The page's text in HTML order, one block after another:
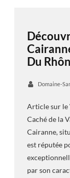
Du
Domaine-
Article sur le
Caché de la
Cairanne,
est réputée
par son